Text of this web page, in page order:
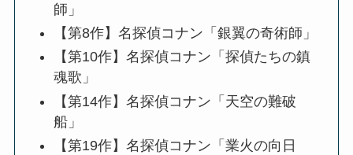
師」
【第8作】名探偵コナン「銀翼の奇術師」
【第10作】名探偵コナン「探偵たちの鎮
魂歌」
【第14作】名探偵コナン「天空の難破
船」
【第19作】名探偵コナン「業火の向日